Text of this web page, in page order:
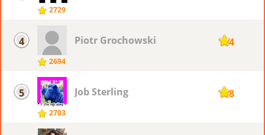
2729
4
2694
Piotr ​Grochowski 164
5
2703
Job Sterling 158